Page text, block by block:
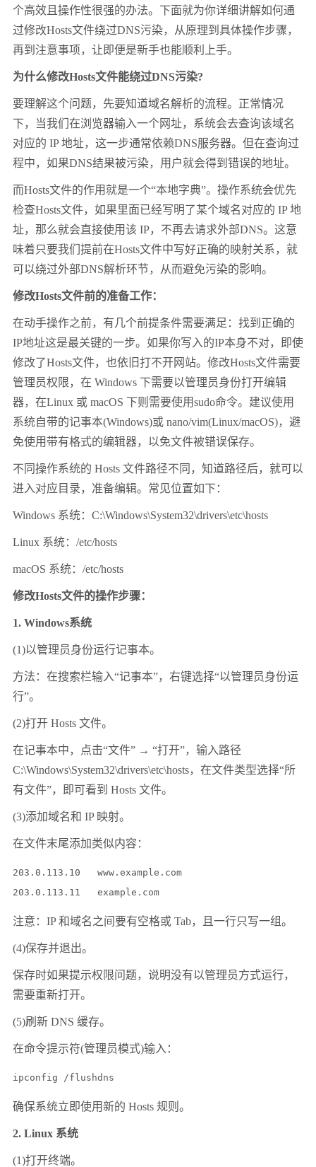
个高效且操作性很强的办法。下面就为你详细讲解如何通
过修改Hosts文件绕过DNS污染，从原理到具体操作步骤，
再到注意事项，让即便是新手也能顺利上手。
为什么修改Hosts文件能绕过DNS污染?
要理解这个问题，先要知道域名解析的流程。正常情况
下，当我们在浏览器输入一个网址，系统会去查询该域名
对应的 IP 地址，这一步通常依赖DNS服务器。但在查询过
程中，如果DNS结果被污染，用户就会得到错误的地址。
而Hosts文件的作用就是一个“本地字典”。操作系统会优先
检查Hosts文件，如果里面已经写明了某个域名对应的 IP 地
址，那么就会直接使用该 IP，不再去请求外部DNS。这意
味着只要我们提前在Hosts文件中写好正确的映射关系，就
可以绕过外部DNS解析环节，从而避免污染的影响。
修改Hosts文件前的准备工作：
在动手操作之前，有几个前提条件需要满足：找到正确的
IP地址这是最关键的一步。如果你写入的IP本身不对，即使
修改了Hosts文件，也依旧打不开网站。修改Hosts文件需要
管理员权限，在 Windows 下需要以管理员身份打开编辑
器，在Linux 或 macOS 下则需要使用sudo命令。建议使用
系统自带的记事本(Windows)或 nano/vim(Linux/macOS)，避
免使用带有格式的编辑器，以免文件被错误保存。
不同操作系统的 Hosts 文件路径不同，知道路径后，就可以
进入对应目录，准备编辑。常见位置如下：
Windows 系统：C:\Windows\System32\drivers\etc\hosts
Linux 系统：/etc/hosts
macOS 系统：/etc/hosts
修改Hosts文件的操作步骤：
1. Windows系统
(1)以管理员身份运行记事本。
方法：在搜索栏输入“记事本”，右键选择“以管理员身份运
行”。
(2)打开 Hosts 文件。
在记事本中，点击“文件” → “打开”，输入路径
C:\Windows\System32\drivers\etc\hosts，在文件类型选择“所
有文件”，即可看到 Hosts 文件。
(3)添加域名和 IP 映射。
在文件末尾添加类似内容：
203.0.113.10   www.example.com
注意：IP 和域名之间要有空格或 Tab，且一行只写一组。
(4)保存并退出。
保存时如果提示权限问题，说明没有以管理员方式运行，
需要重新打开。
(5)刷新 DNS 缓存。
在命令提示符(管理员模式)输入：
ipconfig /flushdns
确保系统立即使用新的 Hosts 规则。
2. Linux 系统
(1)打开终端。